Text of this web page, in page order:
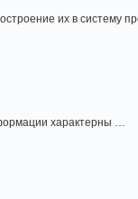
их в систему
характерны …